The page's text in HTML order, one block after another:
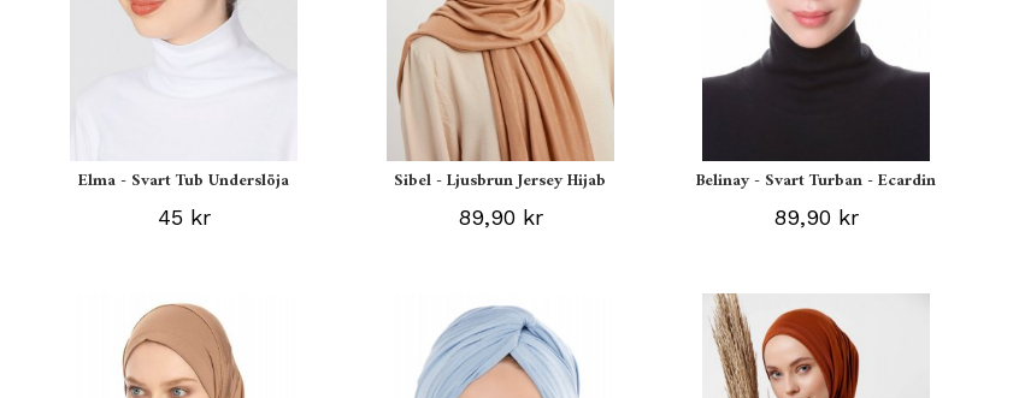
Elma - Svart Tub Underslöja
45 kr
Sibel - Ljusbrun Jersey Hijab
89,90 kr
Belinay - Svart Turban - Ecardin
89,90 kr